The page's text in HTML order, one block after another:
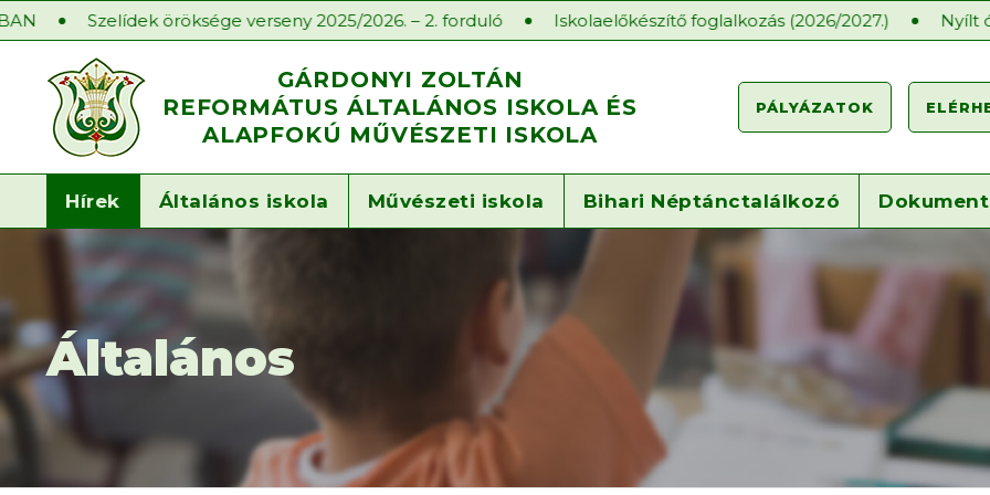
verseny 2025/2026. – 2. forduló Iskolaelőkészítő foglalkozás (2026/2027.) Nyílt órák a Gárdonyiban
GÁRDONYI ZOLTÁN
REFORMÁTUS ÁLTALÁNOS ISKOLA ÉS
ALAPFOKÚ MŰVÉSZETI ISKOLA
PÁLYÁZATOK
Hírek Általános iskola Művészeti iskola Bihari Néptánctalálkozó
Általános